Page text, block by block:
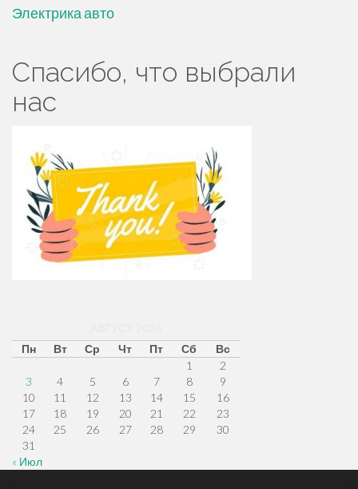
Электрика авто
Спасибо, что выбрали
нас
Пн
Вт Ср Чт Пт Сб
Вс
1
2
3
4 5 6 7 8
9
10
11 12 13 14 15
16
17
18 19 20 21 22
23
24
25 26 27 28 29
30
31
« Июл